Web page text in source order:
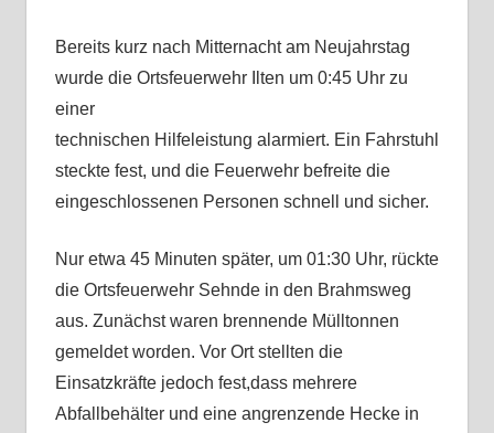
Bereits kurz nach Mitternacht am Neujahrstag
wurde die Ortsfeuerwehr Ilten um 0:45 Uhr zu
einer
technischen Hilfeleistung alarmiert. Ein Fahrstuhl
steckte fest, und die Feuerwehr befreite die
eingeschlossenen Personen schnell und sicher.
Nur etwa 45 Minuten später, um 01:30 Uhr, rückte
die Ortsfeuerwehr Sehnde in den Brahmsweg
aus. Zunächst waren brennende Mülltonnen
gemeldet worden. Vor Ort stellten die
Einsatzkräfte jedoch fest,dass mehrere
Abfallbehälter und eine angrenzende Hecke in